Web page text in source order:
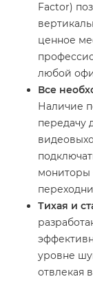
Factor)
ценное
любой
Все
Наличие
передачу
мониторы
Тихая и
уровне
отвлекая